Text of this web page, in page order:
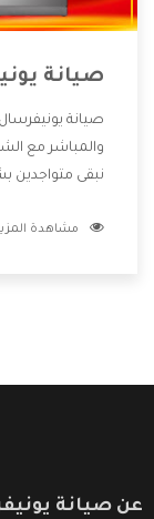
صيانة
صيانة
والمباشر مع
نبقى متواجدين
الشركة بها
مشاهدة
عن صيانة